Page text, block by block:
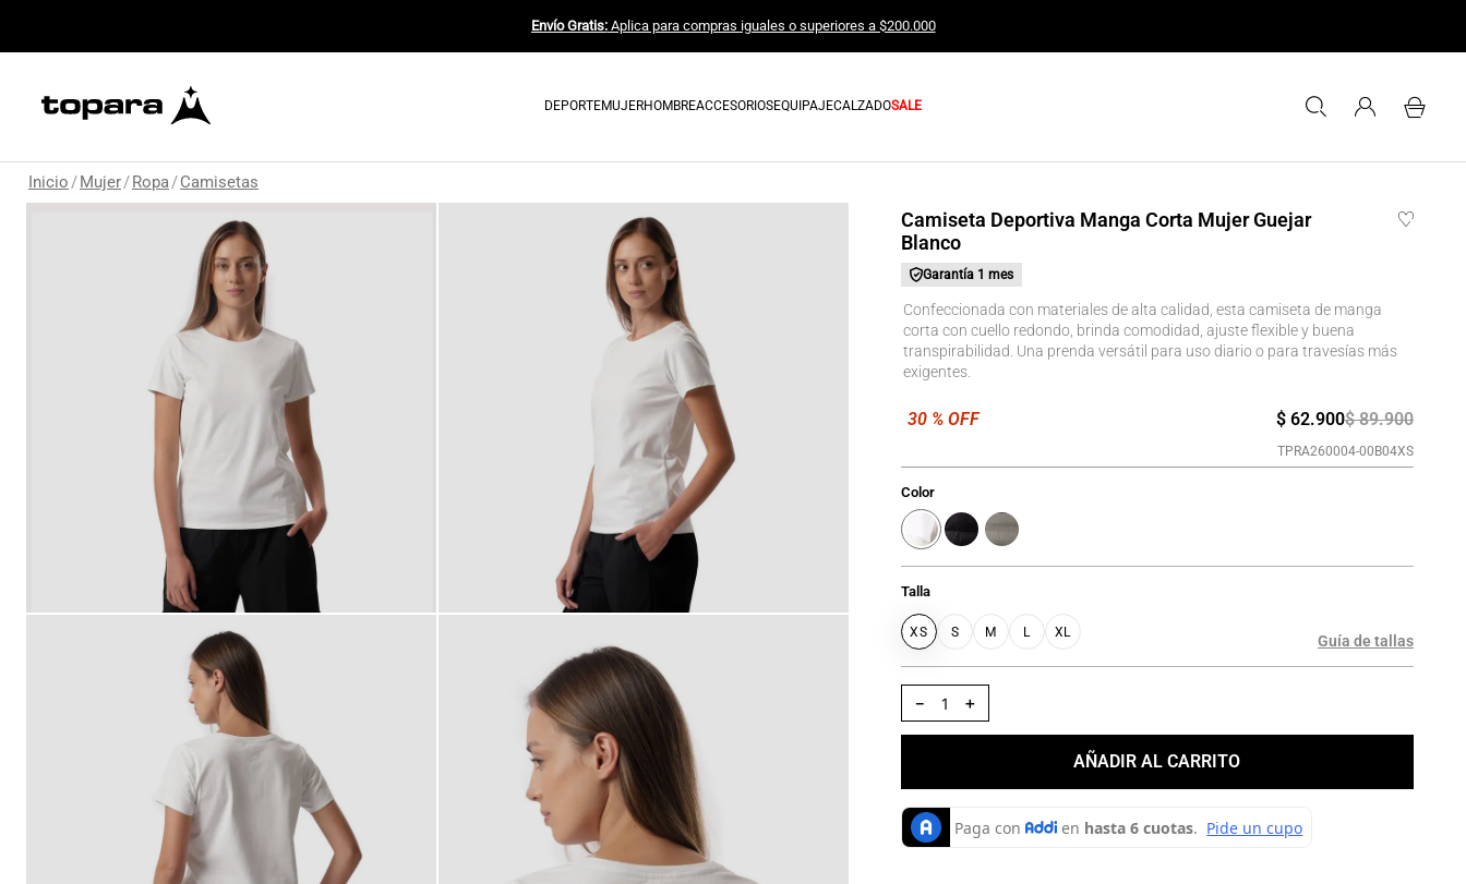
Envío Gratis:Aplica para compras iguales o superiores a $200.000
DEPORTEMUJERHOMBREACCESORIOSEQUIPAJECALZADOSALE
Inicio/Mujer/Ropa/Camisetas
Camiseta Deportiva Manga Corta Mujer Guejar
Blanco
Garantía 1 mes
Confeccionada con materiales de alta calidad, esta camiseta de manga
corta con cuello redondo, brinda comodidad, ajuste flexible y buena
transpirabilidad. Una prenda versátil para uso diario o para travesías más
exigentes.
$ 89.900
$ 62.900
TPRA260004-00B04XS
Talla
XS S M L XL
Color
Guía de tallas
＋
－
AÑADIR AL CARRITO